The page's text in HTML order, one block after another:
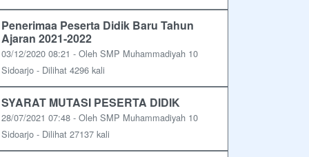
Penerimaa Peserta Didik Baru Tahun
Ajaran 2021-2022
03/12/2020 08:21 - Oleh SMP Muhammadiyah 10
Sidoarjo - Dilihat 4296 kali
SYARAT MUTASI PESERTA DIDIK
28/07/2021 07:48 - Oleh SMP Muhammadiyah 10
Sidoarjo - Dilihat 27137 kali